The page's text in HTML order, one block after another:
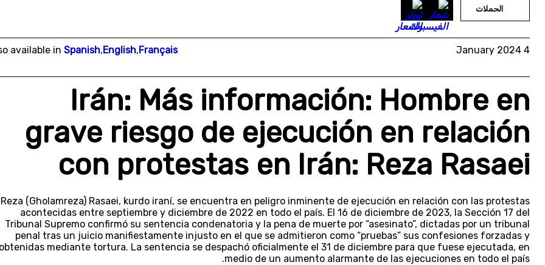
الحملات
4 January 2024
available in Spanish,English,Français
Irán: Más información: Hombre en
grave riesgo de ejecución en relación
con protestas en Irán: Reza Rasaei
Reza (Gholamreza) Rasaei, kurdo iraní, se encuentra en peligro inminente de ejecución en relación con las protestas
acontecidas entre septiembre y diciembre de 2022 en todo el país. El 16 de diciembre de 2023, la Sección 17 del
Tribunal Supremo confirmó su sentencia condenatoria y la pena de muerte por “asesinato”, dictadas por un tribunal
penal tras un juicio manifiestamente injusto en el que se admitieron como “pruebas” sus confesiones forzadas y
obtenidas mediante tortura. La sentencia se despachó oficialmente el 31 de diciembre para que fuese ejecutada, en
medio de un aumento alarmante de las ejecuciones en todo el país.